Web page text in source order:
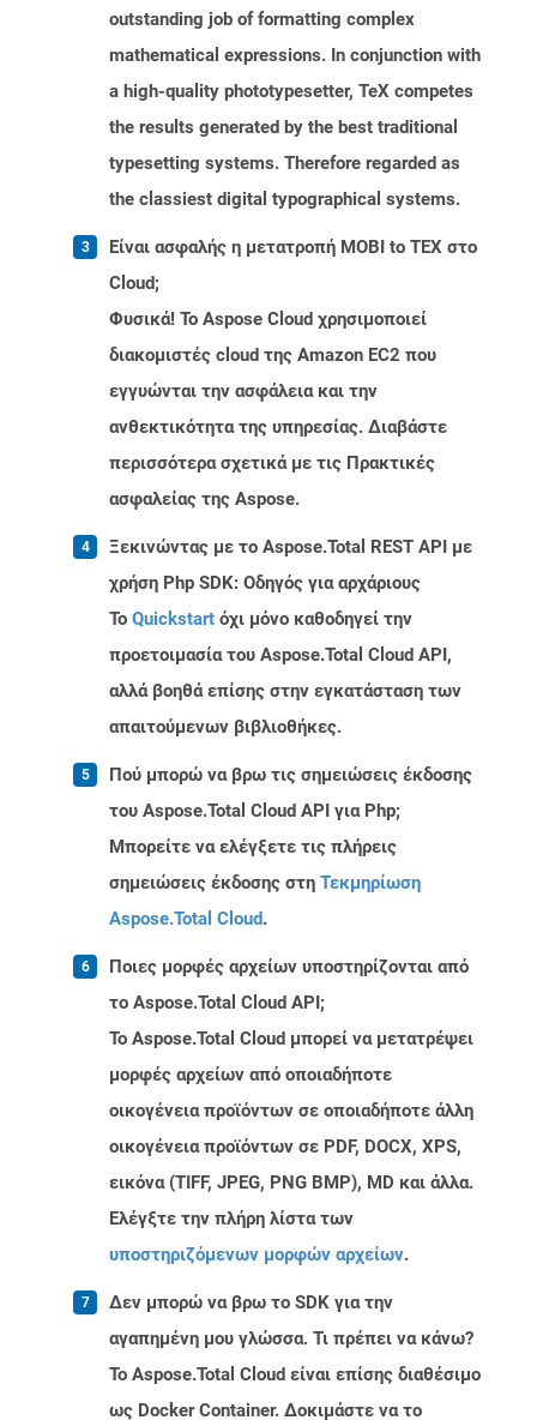
outstanding job of formatting complex
mathematical expressions. In conjunction with
a high-quality phototypesetter, TeX competes
the results generated by the best traditional
typesetting systems. Therefore regarded as
the classiest digital typographical systems.
Είναι ασφαλής η μετατροπή MOBI to TEX στο
Cloud;
Φυσικά! Το Aspose Cloud χρησιμοποιεί
διακομιστές cloud της Amazon EC2 που
εγγυώνται την ασφάλεια και την
ανθεκτικότητα της υπηρεσίας. Διαβάστε
περισσότερα σχετικά με τις Πρακτικές
ασφαλείας της Aspose.
Ξεκινώντας με το Aspose.Total REST API με
χρήση Php SDK: Οδηγός για αρχάριους
Το Quickstart όχι μόνο καθοδηγεί την
προετοιμασία του Aspose.Total Cloud API,
αλλά βοηθά επίσης στην εγκατάσταση των
απαιτούμενων βιβλιοθήκες.
Πού μπορώ να βρω τις σημειώσεις έκδοσης
του Aspose.Total Cloud API για Php;
Μπορείτε να ελέγξετε τις πλήρεις
σημειώσεις έκδοσης στη Τεκμηρίωση
Aspose.Total Cloud.
Ποιες μορφές αρχείων υποστηρίζονται από
το Aspose.Total Cloud API;
Το Aspose.Total Cloud μπορεί να μετατρέψει
μορφές αρχείων από οποιαδήποτε
οικογένεια προϊόντων σε οποιαδήποτε άλλη
οικογένεια προϊόντων σε PDF, DOCX, XPS,
εικόνα (TIFF, JPEG, PNG BMP), MD και άλλα.
Ελέγξτε την πλήρη λίστα των
υποστηριζόμενων μορφών αρχείων.
Δεν μπορώ να βρω το SDK για την
αγαπημένη μου γλώσσα. Τι πρέπει να κάνω?
Το Aspose.Total Cloud είναι επίσης διαθέσιμο
ως Docker Container. Δοκιμάστε να το